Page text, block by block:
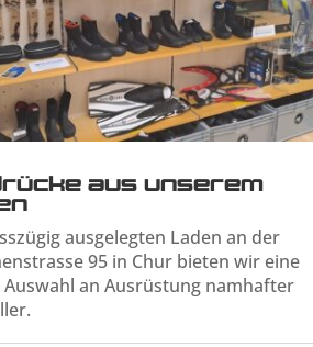
aus unserem
ausgelegten Laden an der
95 in Chur bieten wir eine
Auswahl an Ausrüstung namhafter